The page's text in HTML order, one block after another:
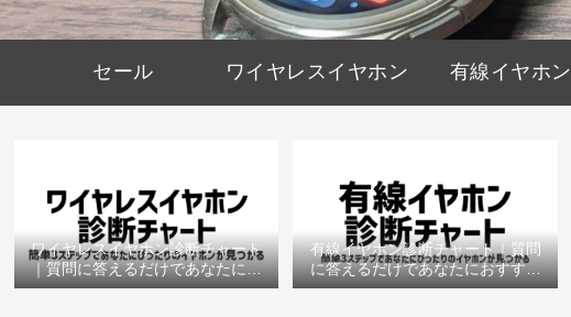
セール ワイヤレスイヤホン 有線イヤホン
ワイヤレスイヤホン診断チャート
｜質問に答えるだけであなたにお
すすめの機種がわかる
有線イヤホン診断チャート｜質問
に答えるだけであなたにおすすめ
の機種がわかる